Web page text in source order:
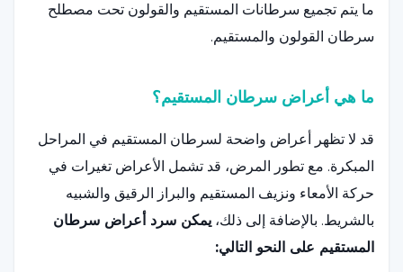
ما يتم تجميع سرطانات المستقيم والقولون تحت مصطلح
سرطان القولون والمستقيم.
ما هي أعراض سرطان المستقيم؟
قد لا تظهر أعراض واضحة لسرطان المستقيم في المراحل
المبكرة. مع تطور المرض، قد تشمل الأعراض تغيرات في
حركة الأمعاء ونزيف المستقيم والبراز الرقيق والشبيه
بالشريط. بالإضافة إلى ذلك، يمكن سرد أعراض سرطان
المستقيم على النحو التالي: